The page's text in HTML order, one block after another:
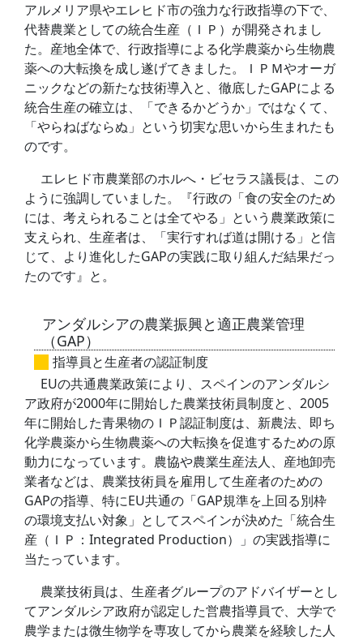
アルメリア県やエレヒド市の強力な行政指導の下で、
代替農業としての統合生産（ＩＰ）が開発されまし
た。産地全体で、行政指導による化学農薬から生物農
薬への大転換を成し遂げてきました。ＩＰＭやオーガ
ニックなどの新たな技術導入と、徹底したGAPによる
統合生産の確立は、「できるかどうか」ではなくて、
「やらねばならぬ」という切実な思いから生まれたも
のです。
エレヒド市農業部のホルへ・ビセラス議長は、この
ように強調していました。『行政の「食の安全のため
には、考えられることは全てやる」という農業政策に
支えられ、生産者は、「実行すれば道は開ける」と信
じて、より進化したGAPの実践に取り組んだ結果だっ
たのです』と。
アンダルシアの農業振興と適正農業管理
（GAP）
指導員と生産者の認証制度
EUの共通農業政策により、スペインのアンダルシ
ア政府が2000年に開始した農業技術員制度と、2005
年に開始した青果物のＩＰ認証制度は、新農法、即ち
化学農薬から生物農薬への大転換を促進するための原
動力になっています。農協や農業生産法人、産地卸売
業者などは、農業技術員を雇用して生産者のための
GAPの指導、特にEU共通の「GAP規準を上回る別枠
の環境支払い対象」としてスペインが決めた「統合生
産（ＩＰ：Integrated Production）」の実践指導に
当たっています。
農業技術員は、生産者グループのアドバイザーとし
てアンダルシア政府が認定した営農指導員で、大学で
農学または微生物学を専攻してから農業を経験した人